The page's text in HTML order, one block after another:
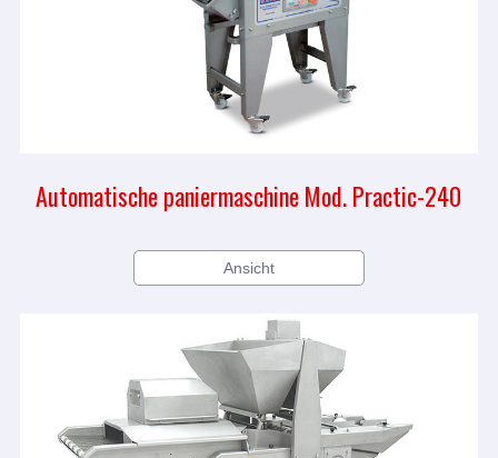
Automatische paniermaschine Mod. Practic-240
Ansicht